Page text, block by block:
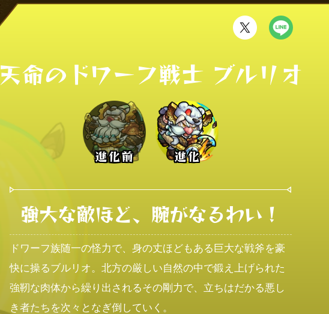
天命のドワーフ戦士 ブルリオ
進化前 進化
強大な敵ほど、腕がなるわい！
ドワーフ族随一の怪力で、身の丈ほどもある巨大な戦斧を豪
快に操るブルリオ。北方の厳しい自然の中で鍛え上げられた
強靭な肉体から繰り出されるその剛力で、立ちはだかる悪し
き者たちを次々となぎ倒していく。